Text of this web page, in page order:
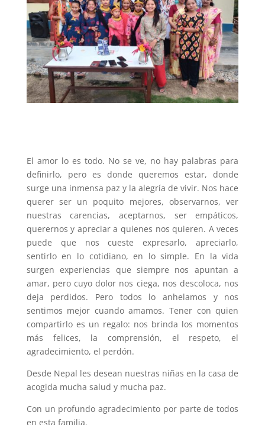
El amor lo es todo. No se ve, no hay palabras para
definirlo, pero es donde queremos estar, donde
surge una inmensa paz y la alegría de vivir. Nos hace
querer ser un poquito mejores, observarnos, ver
nuestras carencias, aceptarnos, ser empáticos,
querernos y apreciar a quienes nos quieren. A veces
puede que nos cueste expresarlo, apreciarlo,
sentirlo en lo cotidiano, en lo simple. En la vida
surgen experiencias que siempre nos apuntan a
amar, pero cuyo dolor nos ciega, nos descoloca, nos
deja perdidos. Pero todos lo anhelamos y nos
sentimos mejor cuando amamos. Tener con quien
compartirlo es un regalo: nos brinda los momentos
más felices, la comprensión, el respeto, el
agradecimiento, el perdón.
Desde Nepal les desean nuestras niñas en la casa de
acogida mucha salud y mucha paz.
Con un profundo agradecimiento por parte de todos
en esta familia.